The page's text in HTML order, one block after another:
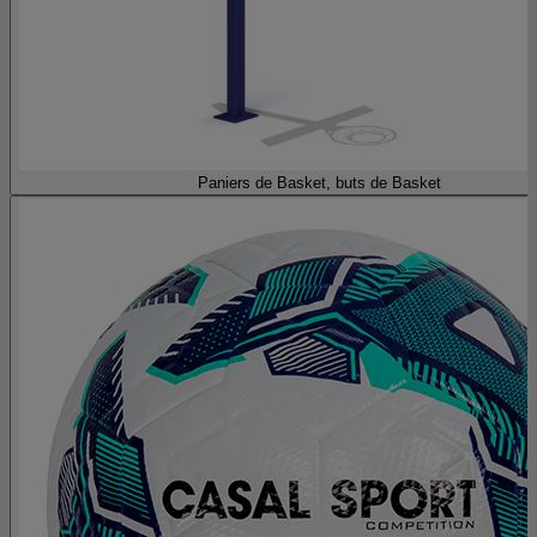
Paniers de Basket, buts de Basket